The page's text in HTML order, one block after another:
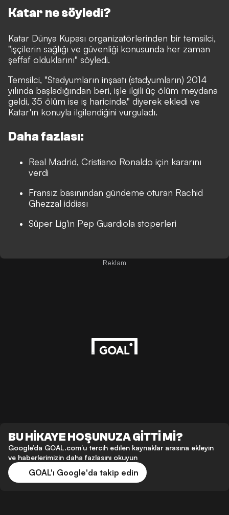
Katar ne söyledi?
Katar Dünya Kupası organizatörlerinden bir temsilci,
"işçilerin sağlığı ve güvenliği konusunda her zaman
şeffaf olduklarını" söyledi.
Temsilci, "Stadyumların inşaatı (stadyumların) 2014
yılında başladığından beri, işle ilgili üç ölüm meydana
geldi, 35 ölüm ise iş haricinde." diyerek ekledi ve
Katar'ın konuyla ilgilendiğini vurguladı.
Daha fazlası:
Real Madrid, Cristiano Ronaldo için kararını
verdi
Fransız basınından gündeme oturan Rachid
Ghezzal iddiası
Süper Lig'in Pep Guardiola stoperleri
Reklam
BU HİKAYE HOŞUNUZA GİTTİ Mİ?
Google’da GOAL.com’u tercih edilen kaynaklar arasına ekleyin
ve haberlerimizin daha fazlasını okuyun
GOAL'ı Google'da takip edin